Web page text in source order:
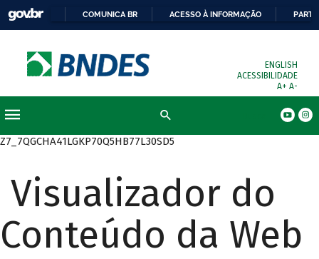
COMUNICA BR ACESSO À INFORMAÇÃO
ENGLISH
ACESSIBILIDADE
A+ A-
Z7_7QGCHA41LGKP70Q5HB77L30SD5
Visualizador do
Conteúdo da Web